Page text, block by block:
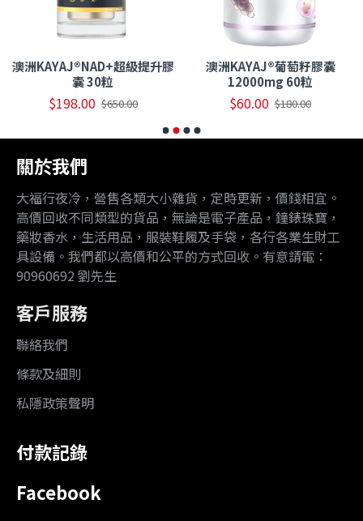
澳洲KAYAJ®NAD+超級提升膠
囊 30粒
$198.00 $650.00
澳洲KAYAJ®葡萄籽膠囊
12000mg 60粒
$60.00 $180.00
關於我們
大福行夜冷，營售各類大小雜貨，定時更新，價錢相宜。
高價回收不同類型的貨品，無論是電子產品，鐘錶珠寶，
藥妝香水，生活用品，服裝鞋履及手袋，各行各業生財工
具設備。我們都以高價和公平的方式回收。有意請電：
90960692 劉先生
客戶服務
聯絡我們
條款及細則
私隱政策聲明
付款記錄
Facebook